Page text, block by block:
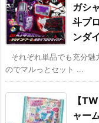
ガシ
斗プ
ンダ
それぞれ単品でも充分
のでマルっとセット ...
【
ャー